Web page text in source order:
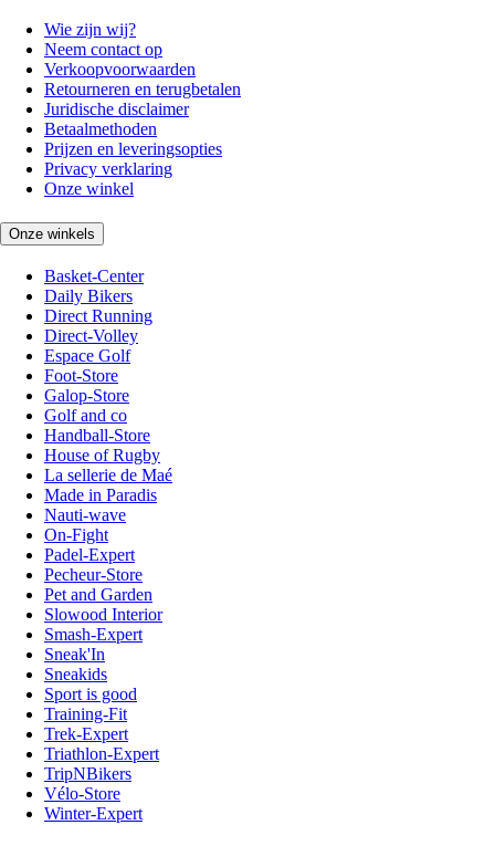
Wie zijn wij?
Neem contact op
Verkoopvoorwaarden
Retourneren en terugbetalen
Juridische disclaimer
Betaalmethoden
Prijzen en leveringsopties
Privacy verklaring
Onze winkel
Onze winkels
Basket-Center
Daily Bikers
Direct Running
Direct-Volley
Espace Golf
Foot-Store
Galop-Store
Golf and co
Handball-Store
House of Rugby
La sellerie de Maé
Made in Paradis
Nauti-wave
On-Fight
Padel-Expert
Pecheur-Store
Pet and Garden
Slowood Interior
Smash-Expert
Sneak'In
Sneakids
Sport is good
Training-Fit
Trek-Expert
Triathlon-Expert
TripNBikers
Vélo-Store
Winter-Expert